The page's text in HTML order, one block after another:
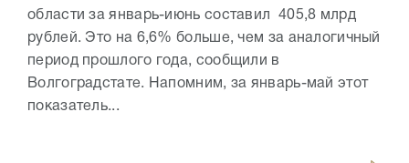
области за январь-июнь составил 405,8 млрд
рублей. Это на 6,6% больше, чем за аналогичный
период прошлого года, сообщили в
Волгоградстате. Напомним, за январь-май этот
показатель...